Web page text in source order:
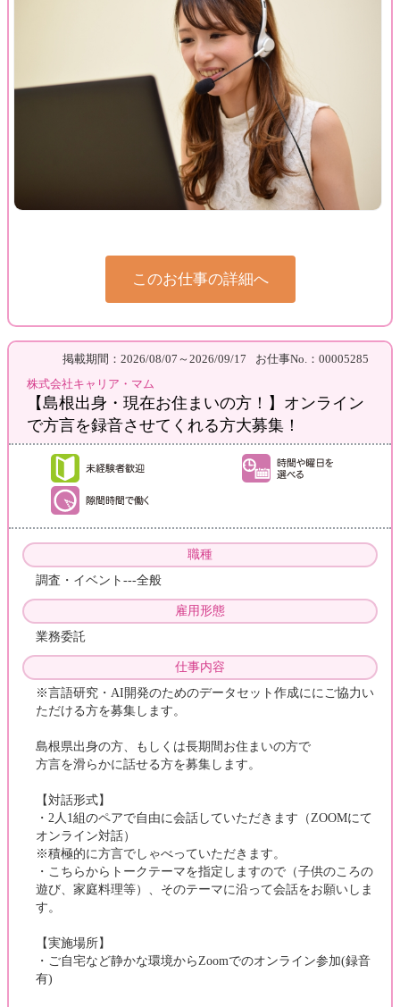
このお仕事の詳細へ
掲載期間：2026/08/07～2026/09/17
お仕事No.：00005285
株式会社キャリア・マム
【島根出身・現在お住まいの方！】オンライン
で方言を録音させてくれる方大募集！
職種
調査・イベント---全般
雇用形態
業務委託
仕事内容
※言語研究・AI開発のためのデータセット作成ににご協力い
ただける方を募集します。
島根県出身の方、もしくは長期間お住まいの方で
方言を滑らかに話せる方を募集します。
【対話形式】
・2人1組のペアで自由に会話していただきます（ZOOMにて
オンライン対話）
※積極的に方言でしゃべっていただきます。
・こちらからトークテーマを指定しますので（子供のころの
遊び、家庭料理等）、そのテーマに沿って会話をお願いしま
す。
【実施場所】
・ご自宅など静かな環境からZoomでのオンライン参加(録音
有)